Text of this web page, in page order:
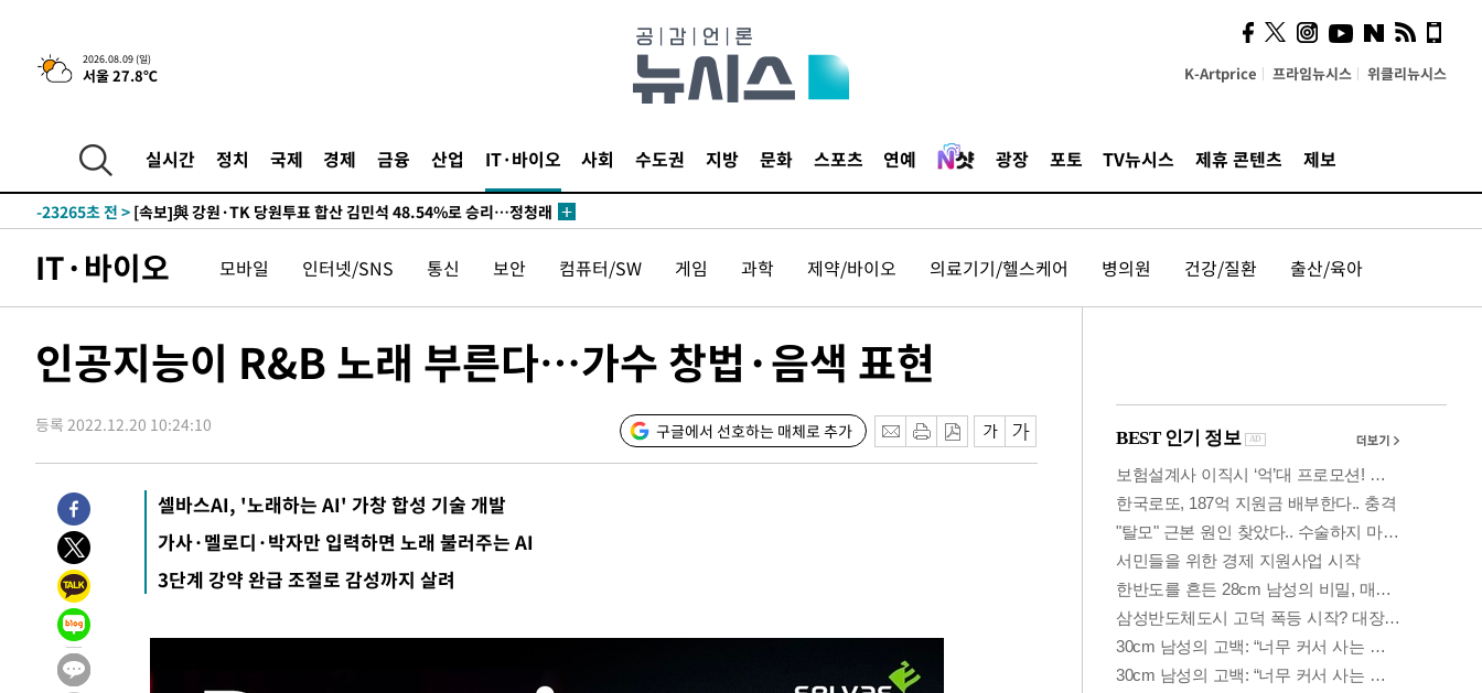
2026.08.09 (일)
서울 27.8℃ K-Artprice 프라임뉴시스 위클리뉴시스
실시간 정치 국제 경제 금융 산업 IT·바이오 사회 수도권 지방 문화 스포츠 연예 광장 포토 TV뉴시스 제휴 콘텐츠 제보
4시간 전 >이군이 불법 군시설 건설한 레바논 남부에서 레바논군 3명 폭발로 부상
-31697초 전 > 네타냐후, 트럼프의 가자 평화 2차 15개조 평화안 '거부'
-27289초 전 >
태풍 돌핀, 중 저장성 타이저우시 해안에 상륙 (1보)
-24635초 전 >
-23265초 전 > [속보]與 강원·TK 당원투표 합산 김민석 48.54%로 승리…정청래
44.53%
-22439초 전 > [속보]與전대 권리당원투표…강원·경북 김민석, 대구 정청래 승리
-22246초 전 >[속보]與 당대표 경선, 경북 권리당원 투표 김민석 47.37%·정청래
46.35%
-21945초 전 >[속보]與 당대표 경선, 강원 권리당원 투표 김민석 승리…50.30%
-12505초 전 >[속보]장은수, KLPGA 제주삼다수 역전 우승…데뷔 10년 차에 첫
-7870초 전 >"얼마나 더웠으면"…안동 물길공원서 헤엄친 구렁이 '소동'
-7797초 전 >
손흥민, 68분 뛰고 2경기 침묵…LAFC, 톨루카에 1-0 승리(종합)
-7069초 전 >
'2경기 연속 침묵' 손흥민, 톨루카전 68분만 뛰고 슈팅 0개
-5821초 전 >
이강인, 오늘 서울서 AT마드리드 입단식…'전례 없는 특급대우'
2시간 전 >
'여긴 20도, 저긴 50도'…열화상 카메라로 본 폭염 저감시설 '온도차'
2시간 전 >
3시간 전 >
튀르키예 외무장관, "메카 3국 방위협정은 이란이 목표 아냐 " 밝혀
4시간 전 >
이군이 불법 군시설 건설한 레바논 남부에서 레바논군 3명 폭발로 부상
IT·바이오 모바일 인터넷/SNS 통신 보안 컴퓨터/SW 게임 과학 제약/바이오 의료기기/헬스케어 병의원 건강/질환 출산/육아
인공지능이 R&B 노래 부른다…가수 창법·음색 표현
등록 2022.12.20 10:24:10 구글에서 선호하는 매체로 추가
셀바스AI, '노래하는 AI' 가창 합성 기술 개발
가사·멜로디·박자만 입력하면 노래 불러주는 AI
3단계 강약 완급 조절로 감성까지 살려
사이 해답 찾았죠"…알을
깨고 나온 '초자아'